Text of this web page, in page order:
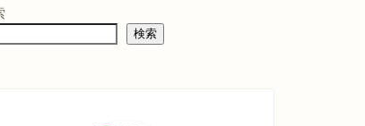
価格 :
検索